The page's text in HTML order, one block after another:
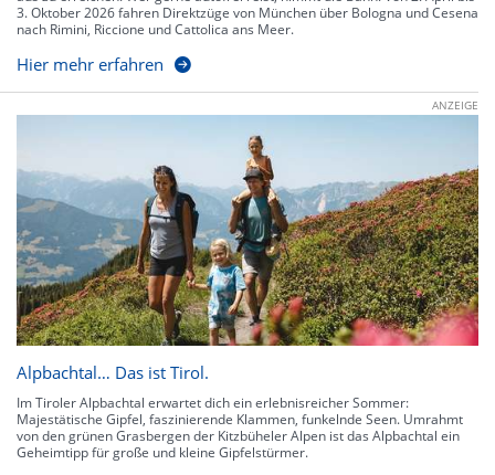
3. Oktober 2026 fahren Direktzüge von München über Bologna und Cesena
nach Rimini, Riccione und Cattolica ans Meer.
Hier mehr erfahren
ANZEIGE
Alpbachtal… Das ist Tirol.
Im Tiroler Alpbachtal erwartet dich ein erlebnisreicher Sommer:
Majestätische Gipfel, faszinierende Klammen, funkelnde Seen. Umrahmt
von den grünen Grasbergen der Kitzbüheler Alpen ist das Alpbachtal ein
Geheimtipp für große und kleine Gipfelstürmer.